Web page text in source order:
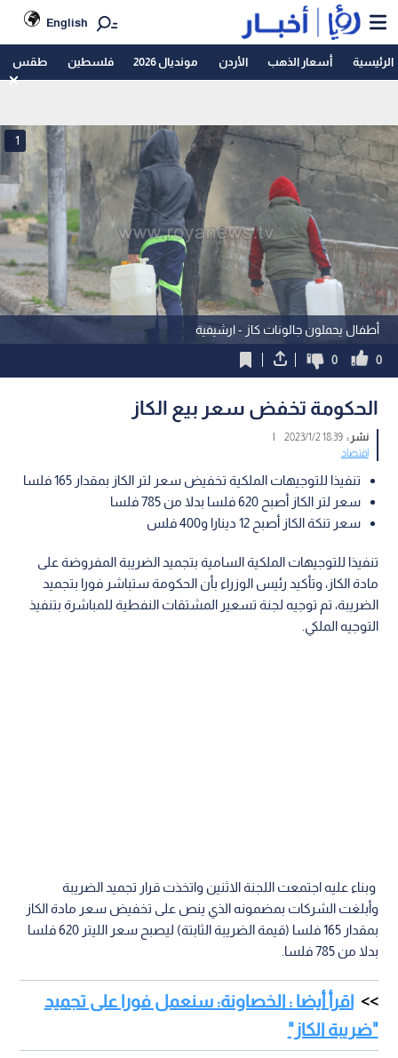
English
الرئيسية أسعار الذهب الأردن مونديال 2026 فلسطين طقس
أطفال يحملون جالونات كاز - ارشيفية
1
0
0
الحكومة تخفض سعر بيع الكاز
نشر :18:39 2023/1/2
|
اقتصاد
تنفيذا للتوجيهات الملكية تخفيض سعر لتر الكاز بمقدار 165 فلسا
سعر لتر الكاز أصبح 620 فلسا بدلا من 785 فلسا
سعر تنكة الكاز أصبح 12 دينارا و400 فلس
تنفيذا للتوجيهات الملكية السامية بتجميد الضريبة المفروضة على
مادة الكاز، وتأكيد رئيس الوزراء بأن الحكومة ستباشر فورا بتجميد
الضريبة، تم توجيه لجنة تسعير المشتقات النفطية للمباشرة بتنفيذ
التوجيه الملكي.
وبناء عليه اجتمعت اللجنة الاثنين واتخذت قرار تجميد الضريبة
وأبلغت الشركات بمضمونه الذي ينص على تخفيض سعر مادة الكاز
بمقدار 165 فلسا (قيمة الضريبة الثابتة) ليصبح سعر الليتر 620 فلسا
بدلا من 785 فلسا.
اقرأ أيضا : الخصاونة: سنعمل فورا على تجميد
"ضريبة الكاز"